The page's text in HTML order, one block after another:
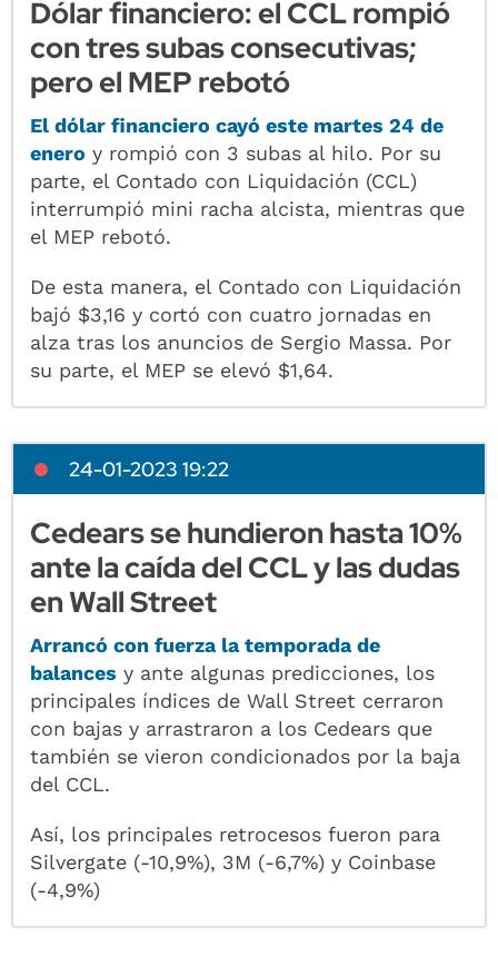
Dólar financiero: el CCL rompió
con tres subas consecutivas;
pero el MEP rebotó
El dólar financiero cayó este martes 24 de
enero y rompió con 3 subas al hilo. Por su
parte, el Contado con Liquidación (CCL)
interrumpió mini racha alcista, mientras que
el MEP rebotó.
De esta manera, el Contado con Liquidación
bajó $3,16 y cortó con cuatro jornadas en
alza tras los anuncios de Sergio Massa. Por
su parte, el MEP se elevó $1,64.
24-01-2023 19:22
Cedears se hundieron hasta 10%
ante la caída del CCL y las dudas
en Wall Street
Arrancó con fuerza la temporada de
balances y ante algunas predicciones, los
principales índices de Wall Street cerraron
con bajas y arrastraron a los Cedears que
también se vieron condicionados por la baja
del CCL.
Así, los principales retrocesos fueron para
Silvergate (-10,9%), 3M (-6,7%) y Coinbase
(-4,9%)